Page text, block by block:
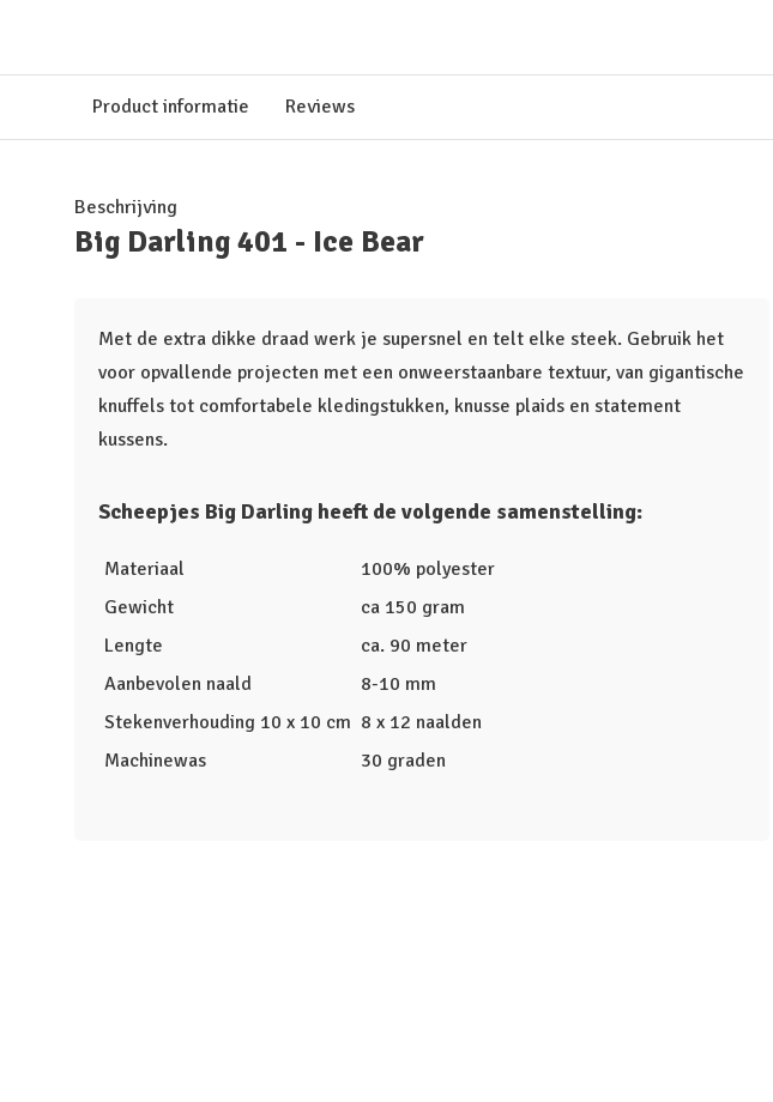
Product informatie Reviews
Beschrijving
Big Darling 401 - Ice Bear
Met de extra dikke draad werk je supersnel en telt elke steek. Gebruik het
voor opvallende projecten met een onweerstaanbare textuur, van gigantische
knuffels tot comfortabele kledingstukken, knusse plaids en statement
kussens.
Scheepjes Big Darling heeft de volgende samenstelling:
Materiaal
100% polyester
Gewicht
ca 150 gram
Lengte
ca. 90 meter
Aanbevolen naald
8-10 mm
Stekenverhouding 10 x 10 cm 8 x 12 naalden
Machinewas
30 graden